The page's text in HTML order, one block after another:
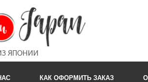
ЯПОНИИ
КАК ОФОРМИТЬ ЗАКАЗ